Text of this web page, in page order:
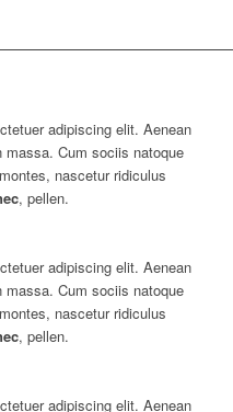
adipiscing elit. Aenean
massa. Cum sociis natoque
nascetur ridiculus
, pellen.
adipiscing elit. Aenean
massa. Cum sociis natoque
nascetur ridiculus
, pellen.
adipiscing elit. Aenean